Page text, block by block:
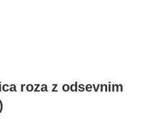
roza z odsevnim